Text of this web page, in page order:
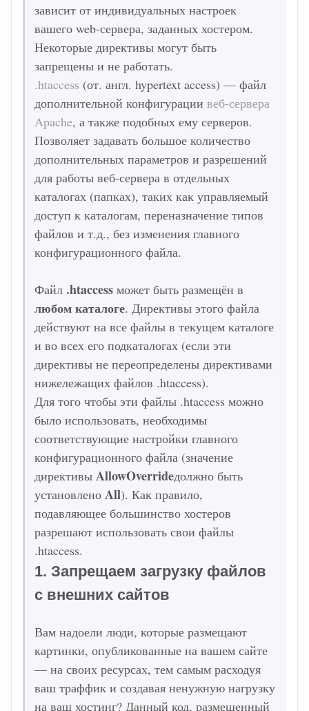
зависит от индивидуальных настроек
вашего web-сервера, заданных хостером.
Некоторые директивы могут быть
запрещены и не работать.
.htaccess (от. англ. hypertext access) — файл
дополнительной конфигурациивеб-сервера
Apache, а также подобных ему серверов.
Позволяет задавать большое количество
дополнительных параметров и разрешений
для работы веб-сервера в отдельных
каталогах (папках), таких как управляемый
доступ к каталогам, переназначение типов
файлов и т.д., без изменения главного
конфигурационного файла.
Файл.htaccess может быть размещён в
любом каталоге. Директивы этого файла
действуют на все файлы в текущем каталоге
и во всех его подкаталогах (если эти
директивы не переопределены директивами
нижележащих файлов .htaccess).
Для того чтобы эти файлы .htaccess можно
было использовать, необходимы
соответствующие настройки главного
конфигурационного файла (значение
директивы AllowOverrideдолжно быть
установлено All). Как правило,
подавляющее большинство хостеров
разрешают использовать свои файлы
.htaccess.
1. Запрещаем загрузку файлов
с внешних сайтов
Вам надоели люди, которые размещают
картинки, опубликованные на вашем сайте
— на своих ресурсах, тем самым расходуя
ваш траффик и создавая ненужную нагрузку
на ваш хостинг? Данный код, размещенный